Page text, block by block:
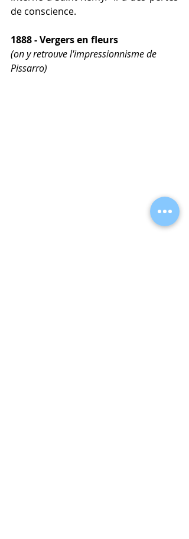
de conscience.
1888 - Vergers en fleurs
(on y retrouve l'impressionnisme de
Pissarro)